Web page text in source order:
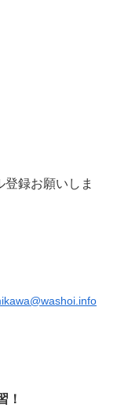
録お願いしま
！